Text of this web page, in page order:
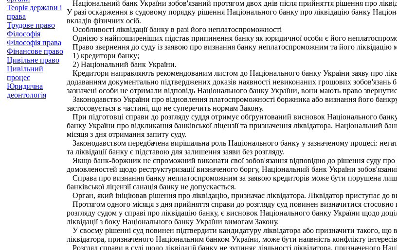
Теорія держави і
права
Трудове право
Філософія
Філософія права
Фінансове право
Цивільне право
Цивільний
процес
Юридична
деонтологія
Національний банк України зобов'язаний протягом двох днів після прийняття рішення про
У разі оскарження в судовому порядку рішення Національного банку про ліквідацію банку
вкладів фізичних осіб.
Особливості ліквідації банку в разі його неплатоспроможності
Однією з найпоширеніших підстав припинення банку як юридичної особи є його
Право звернення до суду із заявою про визнання банку неплатоспроможним та його ліквідацію
1) кредитори банку;
2) Національний банк України.
Кредитори направляють рекомендованим листом до Національного банку України заяву про
додаванням документально підтверджених доказів наявності невиконаних грошових
зазначені особи не отримали відповідь Національного банку України, вони мають право
Законодавство України про відновлення платоспроможності боржника або визнання його
застосовується в частині, що не суперечить нормам Закону.
При підготовці справи до розгляду суддя отримує обґрунтований висновок Національного
банку України про відкликання банківської ліцензії та призначення ліквідатора. Національний
місяця з дня отримання запиту суду.
Законодавством передбачена вирішальна роль Національного банку у зазначеному процесі:
та ліквідації банку є підставою для залишення заяви без розгляду.
Якщо банк-боржник не спроможний виконати свої зобов'язання відповідно до рішення суду про
домовленостей щодо реструктуризації визначеного боргу, Національний банк України
Справа про визнання банку неплатоспроможним за заявою кредиторів може бути порушена лише
банківської ліцензії санація банку не допускається.
Орган, який ініціював рішення про ліквідацію, призначає ліквідатора. Ліквідатор приступає до
Протягом одного місяця з дня прийняття справи до розгляду суд повинен визначитися
розгляду судом у справі про ліквідацію банку, є висновок Національного банку України щодо
ліквідації з боку Національного банку України вимогам Закону.
У своєму рішенні суд повинен підтвердити кандидатуру ліквідатора або призначити такого,
ліквідатора, призначеного Національним банком України, може бути наявність конфлікту
Розгляд справи в суді щодо ліквідації банку не зупиняє діяльності ліквідатора, призначеного